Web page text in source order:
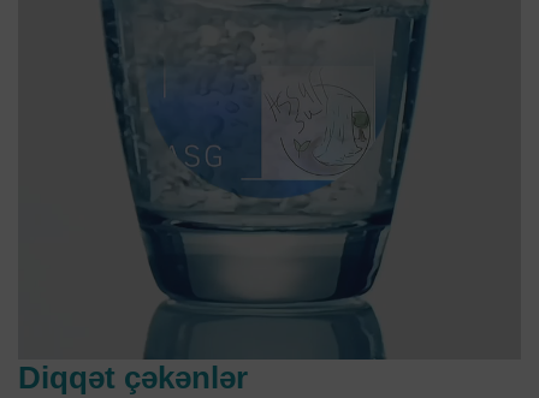
Diqqət çəkənlər